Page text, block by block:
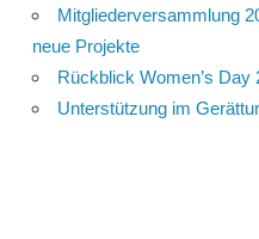
Mitgliederversammlung
neue Projekte
Rückblick Women’s Day
Unterstützung im